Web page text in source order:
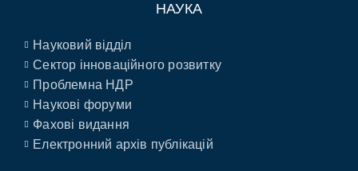
НАУКА
Науковий відділ
Сектор інноваційного розвитку
Проблемна НДР
Наукові форуми
Фахові видання
Електронний архів публікацій